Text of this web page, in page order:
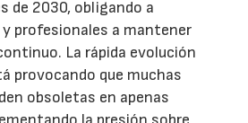
de 2030, obligando a
profesionales a mantener
La rápida evolución
provocando que muchas
obsoletas en apenas